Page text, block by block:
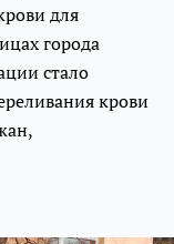
для
города
стало
крови